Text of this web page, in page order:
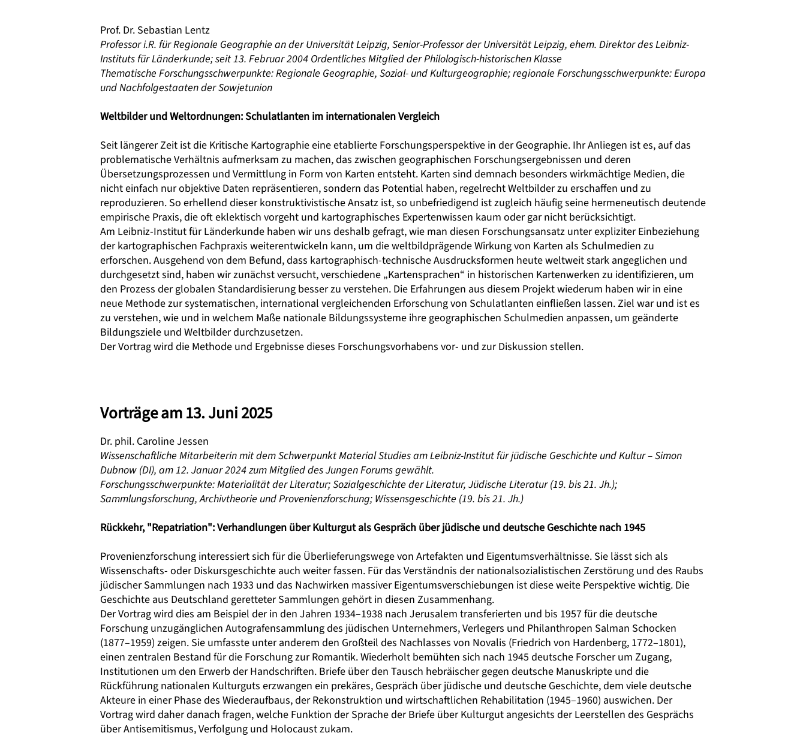
Prof. Dr. Sebastian Lentz
Professor i.R. für Regionale Geographie an der Universität Leipzig, Senior-Professor der Universität Leipzig, ehem. Direktor des Leibniz-
Instituts für Länderkunde; seit 13. Februar 2004 Ordentliches Mitglied der Philologisch-historischen Klasse
Thematische Forschungsschwerpunkte: Regionale Geographie, Sozial- und Kulturgeographie; regionale Forschungsschwerpunkte: Europa
und Nachfolgestaaten der Sowjetunion
Weltbilder und Weltordnungen: Schulatlanten im internationalen Vergleich
Seit längerer Zeit ist die Kritische Kartographie eine etablierte Forschungsperspektive in der Geographie. Ihr Anliegen ist es, auf das
problematische Verhältnis aufmerksam zu machen, das zwischen geographischen Forschungsergebnissen und deren
Übersetzungsprozessen und Vermittlung in Form von Karten entsteht. Karten sind demnach besonders wirkmächtige Medien, die
nicht einfach nur objektive Daten repräsentieren, sondern das Potential haben, regelrecht Weltbilder zu erschaffen und zu
reproduzieren. So erhellend dieser konstruktivistische Ansatz ist, so unbefriedigend ist zugleich häufig seine hermeneutisch deutende
empirische Praxis, die oft eklektisch vorgeht und kartographisches Expertenwissen kaum oder gar nicht berücksichtigt.
Am Leibniz-Institut für Länderkunde haben wir uns deshalb gefragt, wie man diesen Forschungsansatz unter expliziter Einbeziehung
der kartographischen Fachpraxis weiterentwickeln kann, um die weltbildprägende Wirkung von Karten als Schulmedien zu
erforschen. Ausgehend von dem Befund, dass kartographisch-technische Ausdrucksformen heute weltweit stark angeglichen und
durchgesetzt sind, haben wir zunächst versucht, verschiedene „Kartensprachen“ in historischen Kartenwerken zu identifizieren, um
den Prozess der globalen Standardisierung besser zu verstehen. Die Erfahrungen aus diesem Projekt wiederum haben wir in eine
neue Methode zur systematischen, international vergleichenden Erforschung von Schulatlanten einfließen lassen. Ziel war und ist es
zu verstehen, wie und in welchem Maße nationale Bildungssysteme ihre geographischen Schulmedien anpassen, um geänderte
Bildungsziele und Weltbilder durchzusetzen.
Der Vortrag wird die Methode und Ergebnisse dieses Forschungsvorhabens vor- und zur Diskussion stellen.
Vorträge am 13. Juni 2025
Dr. phil. Caroline Jessen
Wissenschaftliche Mitarbeiterin mit dem Schwerpunkt Material Studies am Leibniz-Institut für jüdische Geschichte und Kultur – Simon
Dubnow (DI), am 12. Januar 2024 zum Mitglied des Jungen Forums gewählt.
Forschungsschwerpunkte: Materialität der Literatur; Sozialgeschichte der Literatur, Jüdische Literatur (19. bis 21. Jh.);
Sammlungsforschung, Archivtheorie und Provenienzforschung; Wissensgeschichte (19. bis 21. Jh.)
Rückkehr, "Repatriation": Verhandlungen über Kulturgut als Gespräch über jüdische und deutsche Geschichte nach 1945
Provenienzforschung interessiert sich für die Überlieferungswege von Artefakten und Eigentumsverhältnisse. Sie lässt sich als
Wissenschafts- oder Diskursgeschichte auch weiter fassen. Für das Verständnis der nationalsozialistischen Zerstörung und des Raubs
jüdischer Sammlungen nach 1933 und das Nachwirken massiver Eigentumsverschiebungen ist diese weite Perspektive wichtig. Die
Geschichte aus Deutschland geretteter Sammlungen gehört in diesen Zusammenhang.
Der Vortrag wird dies am Beispiel der in den Jahren 1934–1938 nach Jerusalem transferierten und bis 1957 für die deutsche
Forschung unzugänglichen Autografensammlung des jüdischen Unternehmers, Verlegers und Philanthropen Salman Schocken
(1877–1959) zeigen. Sie umfasste unter anderem den Großteil des Nachlasses von Novalis (Friedrich von Hardenberg, 1772–1801),
einen zentralen Bestand für die Forschung zur Romantik. Wiederholt bemühten sich nach 1945 deutsche Forscher um Zugang,
Institutionen um den Erwerb der Handschriften. Briefe über den Tausch hebräischer gegen deutsche Manuskripte und die
Rückführung nationalen Kulturguts erzwangen ein prekäres, Gespräch über jüdische und deutsche Geschichte, dem viele deutsche
Akteure in einer Phase des Wiederaufbaus, der Rekonstruktion und wirtschaftlichen Rehabilitation (1945–1960) auswichen. Der
Vortrag wird daher danach fragen, welche Funktion der Sprache der Briefe über Kulturgut angesichts der Leerstellen des Gesprächs
über Antisemitismus, Verfolgung und Holocaust zukam.